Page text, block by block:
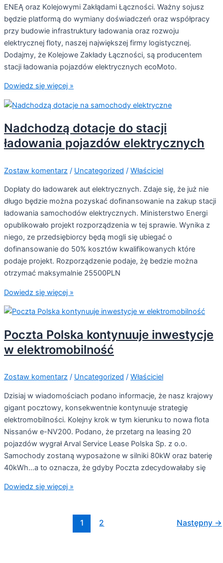
ENEĄ oraz Kolejowymi Zakłądami Łączności. Ważny sojusz
będzie platformą do wymiany doświadczeń oraz współpracy
przy budowie infrastruktury ładowania oraz rozwoju
elektrycznej floty, naszej największej firmy logistycznej.
Dodajmy, że Kolejowe Zakłady Łączności, są producentem
stacji ładowania pojazdów elektrycznych ecoMoto.
Dowiedz się więcej »
Nadchodzą dotacje do stacji
ładowania pojazdów elektrycznych
Zostaw komentarz / Uncategorized / Właściciel
Dopłaty do ładowarek aut elektrycznych. Zdaje się, że już nie
długo będzie można pozyskać dofinansowanie na zakup stacji
ładowania samochodów elektrycznych. Ministerstwo Energi
opublikowało projekt rozporządzenia w tej sprawie. Wynika z
niego, ze przedsiębiorcy będą mogli się ubiegać o
dofinansowanie do 50% kosztów kwalifikowanych które
podaje projekt. Rozporządzenie podaje, żę bedzie można
otrzymać maksymalnie 25500PLN
Dowiedz się więcej »
Poczta Polska kontynuuje inwestycje
w elektromobilność
Zostaw komentarz / Uncategorized / Właściciel
Dzisiaj w wiadomościach podano informacje, że nasz krajowy
gigant pocztowy, konsekwentnie kontynuuje strategię
elektromobilności. Kolejny krok w tym kierunku to nowa flota
Nissanów e-NV200. Podano, że przetarg na leasing 20
pojazdów wygrał Arval Service Lease Polska Sp. z o.o.
Samochody zostaną wyposażone w silniki 80kW oraz baterię
40kWh…a to oznacza, że gdyby Poczta zdecydowałaby się
Dowiedz się więcej »
1 2 Następny →